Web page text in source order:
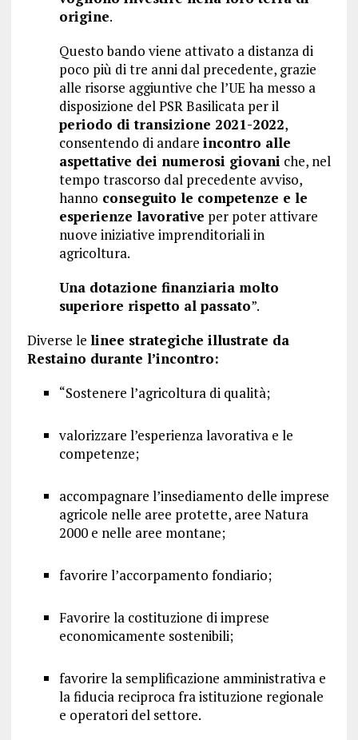
origine.
Questo bando viene attivato a distanza di
poco più di tre anni dal precedente, grazie
alle risorse aggiuntive che l’UE ha messo a
disposizione del PSR Basilicata per il
periodo di transizione 2021-2022,
consentendo di andare incontro alle
aspettative dei numerosi giovani che, nel
tempo trascorso dal precedente avviso,
hanno conseguito le competenze e le
esperienze lavorative per poter attivare
nuove iniziative imprenditoriali in
agricoltura.
Una dotazione finanziaria molto
superiore rispetto al passato”.
Diverse le linee strategiche illustrate da
Restaino durante l’incontro:
“Sostenere l’agricoltura di qualità;
valorizzare l’esperienza lavorativa e le
competenze;
accompagnare l’insediamento delle imprese
agricole nelle aree protette, aree Natura
2000 e nelle aree montane;
favorire l’accorpamento fondiario;
Favorire la costituzione di imprese
economicamente sostenibili;
favorire la semplificazione amministrativa e
la fiducia reciproca fra istituzione regionale
e operatori del settore.